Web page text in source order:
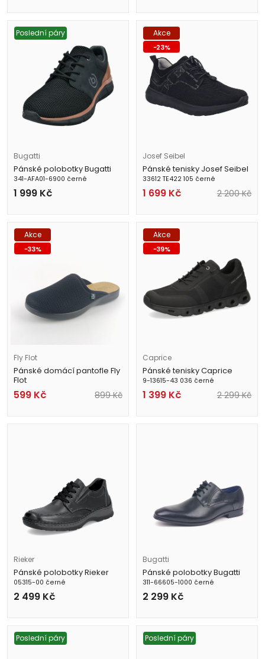
Poslední páry
Bugatti
Pánské polobotky Bugatti
341-AFA01-6900 černé
1 999 Kč
Akce
-23%
Josef Seibel
Pánské tenisky Josef Seibel
33612 TE422 105 černé
1 699 Kč 2 200Kč
Akce
-33%
Fly Flot
Pánské domácí pantofle Fly
Flot
220029-01 černé
599 Kč 899Kč
Akce
-39%
Caprice
Pánské tenisky Caprice
9-13615-43 036 černé
1 399 Kč 2 299Kč
Rieker
Pánské polobotky Rieker
05315-00 černé
2 499 Kč
Bugatti
Pánské polobotky Bugatti
311-66605-1000 černé
2 299 Kč
Poslední páry Poslední páry